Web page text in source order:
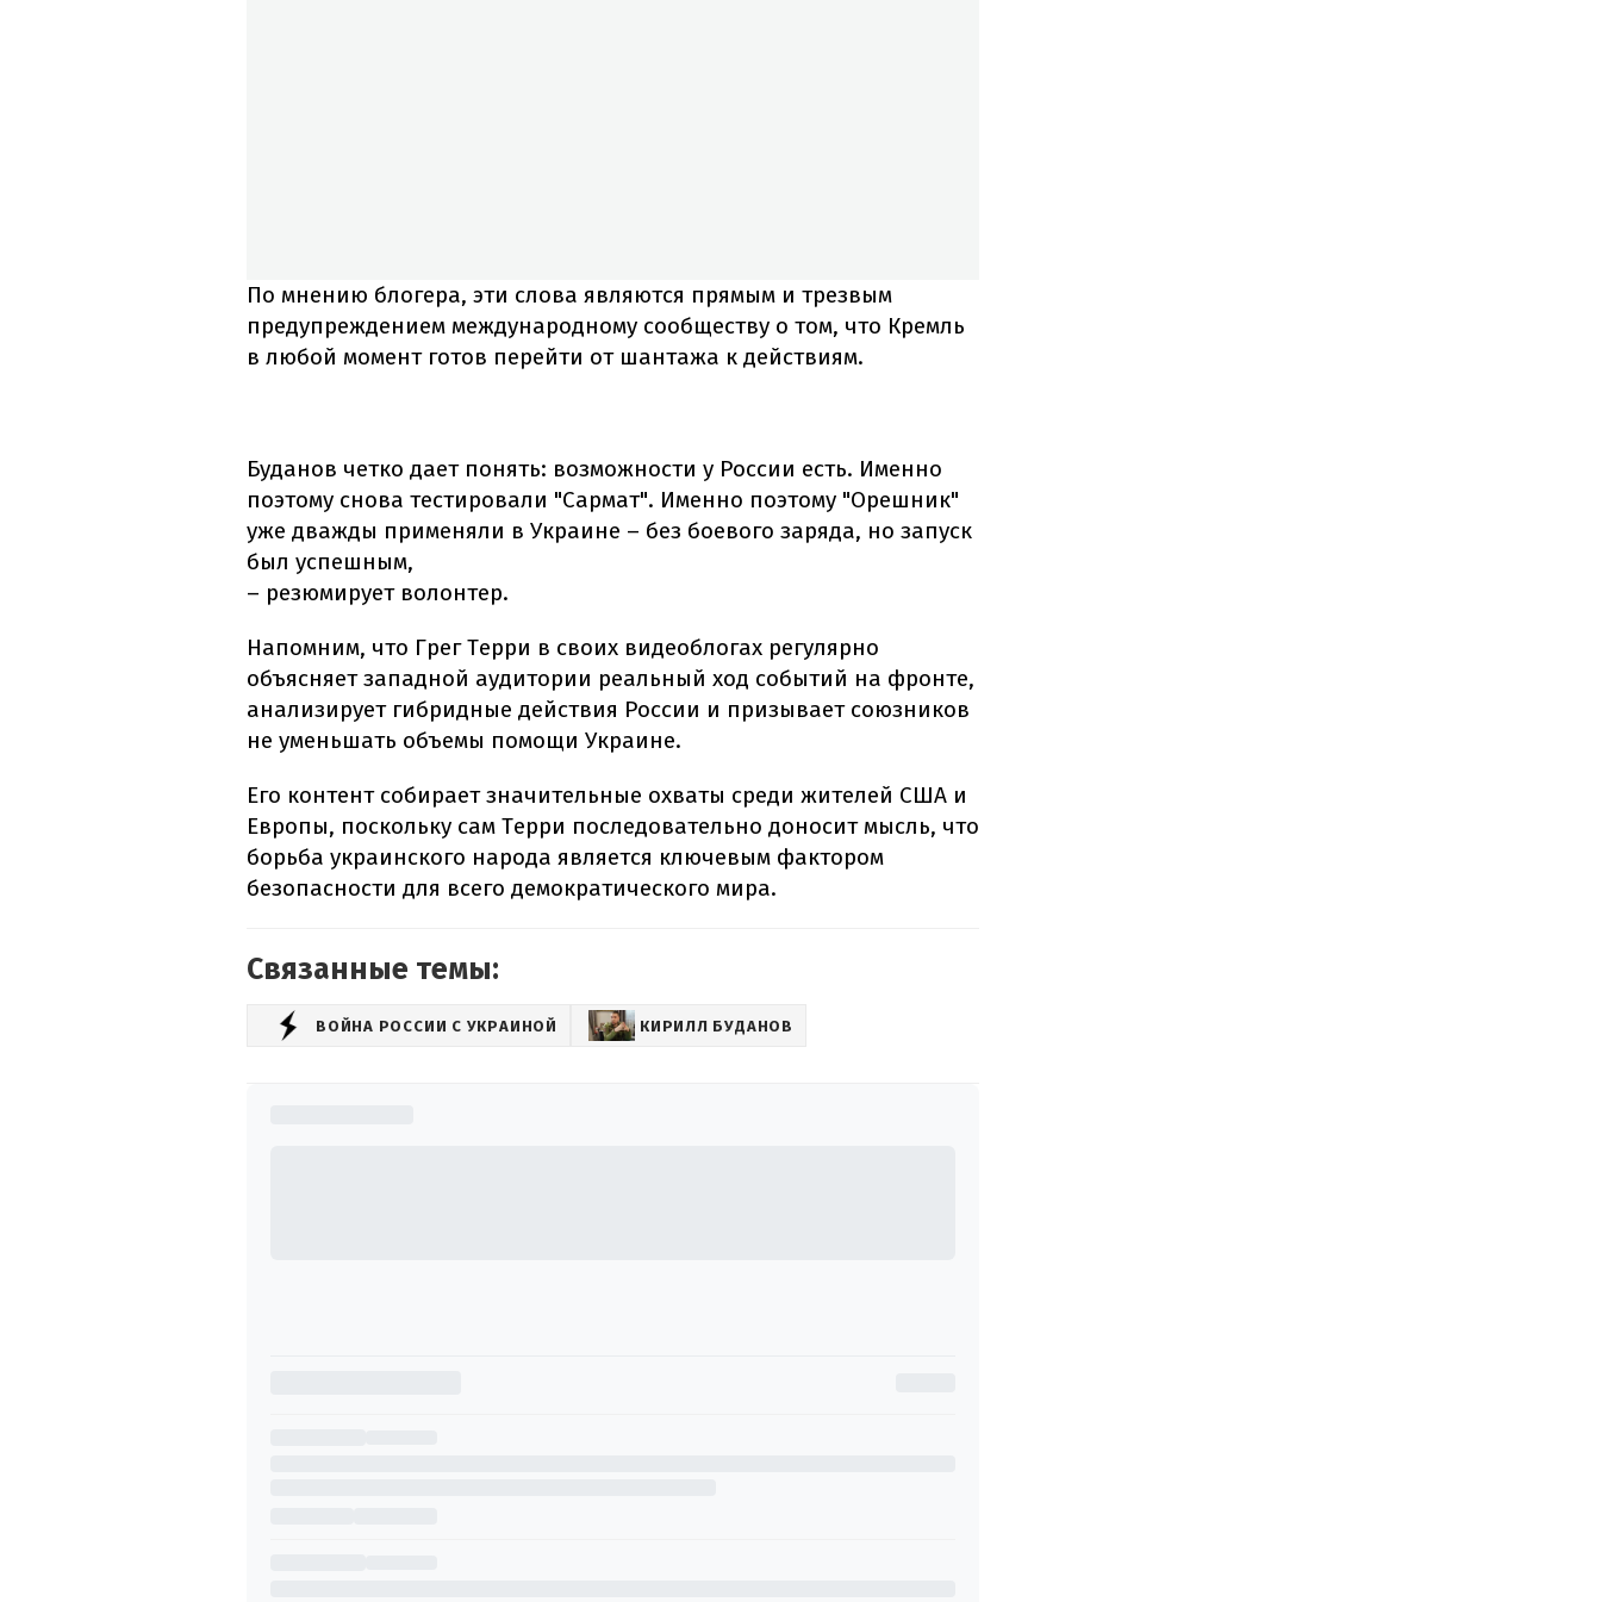
По мнению блогера, эти слова являются прямым и трезвым
предупреждением международному сообществу о том, что Кремль
в любой момент готов перейти от шантажа к действиям.
Буданов четко дает понять: возможности у России есть. Именно
поэтому снова тестировали "Сармат". Именно поэтому "Орешник"
уже дважды применяли в Украине – без боевого заряда, но запуск
был успешным,
– резюмирует волонтер.
Напомним, что Грег Терри в своих видеоблогах регулярно
объясняет западной аудитории реальный ход событий на фронте,
анализирует гибридные действия России и призывает союзников
не уменьшать объемы помощи Украине.
Его контент собирает значительные охваты среди жителей США и
Европы, поскольку сам Терри последовательно доносит мысль, что
борьба украинского народа является ключевым фактором
безопасности для всего демократического мира.
Связанные темы:
ВОЙНА РОССИИ С УКРАИНОЙ КИРИЛЛ БУДАНОВ